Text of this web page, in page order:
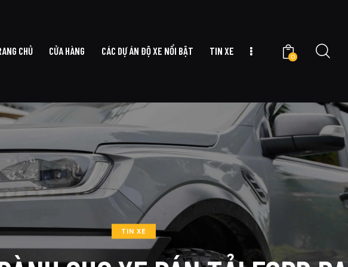
CHỦ CỬA HÀNG CÁC DỰ ÁN ĐỘ XE NỔI BẬT TIN XE
0
CỬA HÀNG CÁC DỰ ÁN ĐỘ XE NỔI BẬT TIN XE
TIN XE